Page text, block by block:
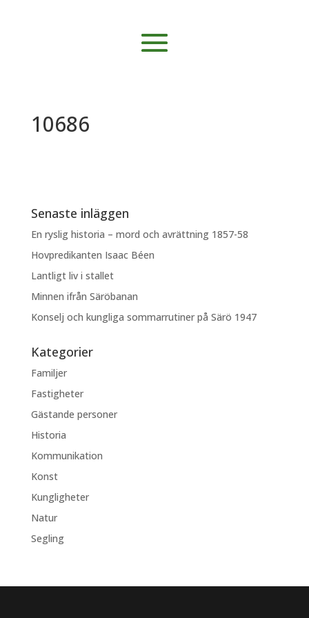
10686
Senaste inläggen
En ryslig historia – mord och avrättning 1857-58
Hovpredikanten Isaac Béen
Lantligt liv i stallet
Minnen ifrån Säröbanan
Konselj och kungliga sommarrutiner på Särö 1947
Kategorier
Familjer
Fastigheter
Gästande personer
Historia
Kommunikation
Konst
Kungligheter
Natur
Segling